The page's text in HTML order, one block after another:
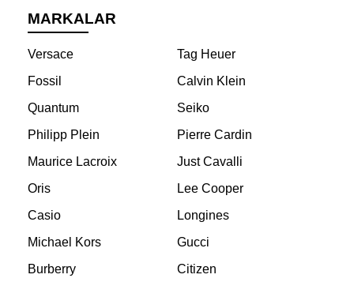
MARKALAR
Versace
Tag Heuer
Fossil
Calvin Klein
Quantum
Seiko
Philipp Plein
Pierre Cardin
Maurice Lacroix
Just Cavalli
Oris
Lee Cooper
Casio
Longines
Michael Kors
Gucci
Burberry
Citizen